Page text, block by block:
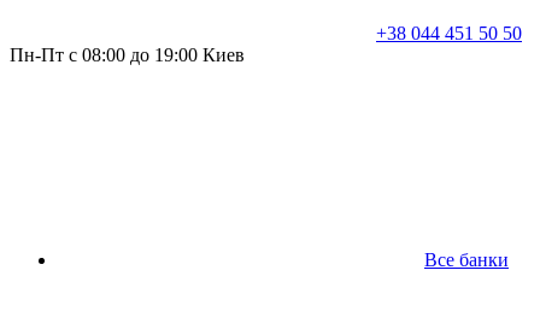
+38 044 451 50 50
Пн-Пт с 08:00 до 19:00 Киев
Все банки